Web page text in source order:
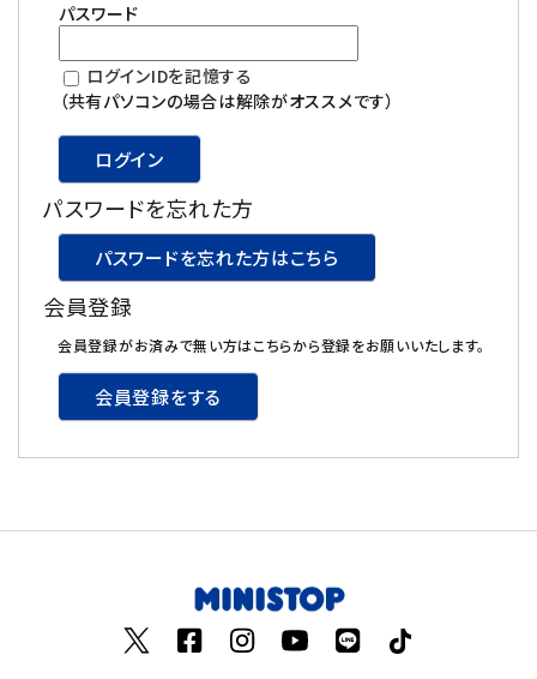
冷凍食品
スイーツ
お菓子
酒類
日用品
ギフト
パスワード
ログインIDを記憶する
（共有パソコンの場合は解除がオススメです）
ログイン
パスワードを忘れた方
パスワードを忘れた方はこちら
会員登録
会員登録がお済みで無い方はこちらから登録をお願いいたします。
会員登録をする